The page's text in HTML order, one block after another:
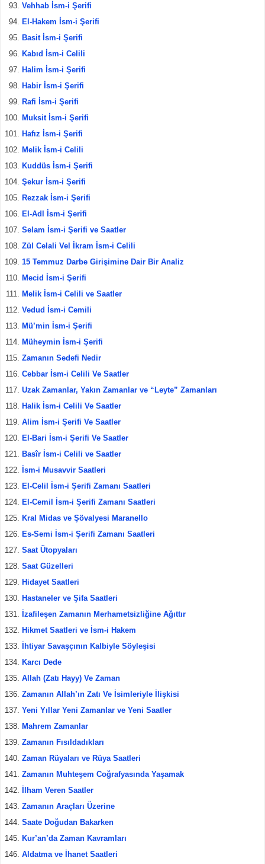
Vehhab İsm-i Şerifi
El-Hakem İsm-i Şerifi
Basit İsm-i Şerifi
Kabıd İsm-i Celili
Halim İsm-i Şerifi
Habir İsm-i Şerifi
Rafi İsm-i Şerifi
Muksit İsm-i Şerifi
Hafız İsm-i Şerifi
Melik İsm-i Celili
Kuddüs İsm-i Şerifi
Şekur İsm-i Şerifi
Rezzak İsm-i Şerifi
El-Adl İsm-i Şerifi
Selam İsm-i Şerifi ve Saatler
Zül Celali Vel İkram İsm-i Celili
15 Temmuz Darbe Girişimine Dair Bir Analiz
Mecid İsm-i Şerifi
Melik İsm-i Celili ve Saatler
Vedud İsm-i Cemili
Mü’min İsm-i Şerifi
Müheymin İsm-i Şerifi
Zamanın Sedefi Nedir
Cebbar İsm-i Celili Ve Saatler
Uzak Zamanlar, Yakın Zamanlar ve “Leyte” Zamanları
Halik İsm-i Celili Ve Saatler
Alim İsm-i Şerifi Ve Saatler
El-Bari İsm-i Şerifi Ve Saatler
Basîr İsm-i Celili ve Saatler
İsm-i Musavvir Saatleri
El-Celil İsm-i Şerifi Zamanı Saatleri
El-Cemil İsm-i Şerifi Zamanı Saatleri
Kral Midas ve Şövalyesi Maranello
Es-Semi İsm-i Şerifi Zamanı Saatleri
Saat Ütopyaları
Saat Güzelleri
Hidayet Saatleri
Hastaneler ve Şifa Saatleri
İzafileşen Zamanın Merhametsizliğine Ağıttır
Hikmet Saatleri ve İsm-i Hakem
İhtiyar Savaşçının Kalbiyle Söyleşisi
Karcı Dede
Allah (Zatı Hayy) Ve Zaman
Zamanın Allah’ın Zatı Ve İsimleriyle İlişkisi
Yeni Yıllar Yeni Zamanlar ve Yeni Saatler
Mahrem Zamanlar
Zamanın Fısıldadıkları
Zaman Rüyaları ve Rüya Saatleri
Zamanın Muhteşem Coğrafyasında Yaşamak
İlham Veren Saatler
Zamanın Araçları Üzerine
Saate Doğudan Bakarken
Kur’an’da Zaman Kavramları
Aldatma ve İhanet Saatleri